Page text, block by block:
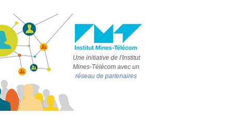
Une initiative de l'Institut
Mines-Télécom avec un
réseau de partenaires